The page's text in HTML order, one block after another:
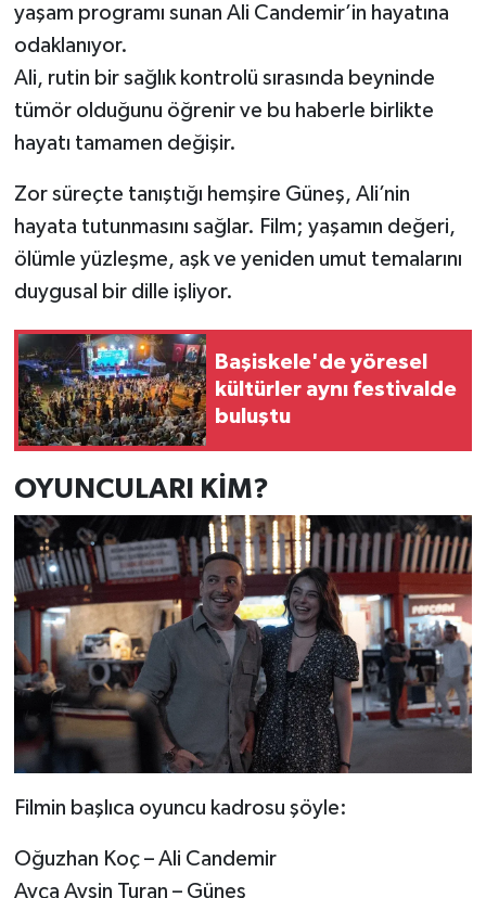
yaşam programı sunan Ali Candemir’in hayatına
odaklanıyor.
Ali, rutin bir sağlık kontrolü sırasında beyninde
tümör olduğunu öğrenir ve bu haberle birlikte
hayatı tamamen değişir.
Zor süreçte tanıştığı hemşire Güneş, Ali’nin
hayata tutunmasını sağlar. Film; yaşamın değeri,
ölümle yüzleşme, aşk ve yeniden umut temalarını
duygusal bir dille işliyor.
Başiskele'de yöresel
kültürler aynı festivalde
buluştu
OYUNCULARI KİM?
Filmin başlıca oyuncu kadrosu şöyle:
Oğuzhan Koç – Ali Candemir
Ayça Ayşin Turan – Güneş